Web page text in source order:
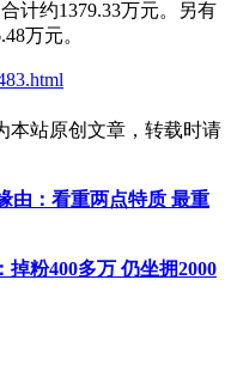
计约1379.33万元。另有
万元。
本站原创文章，转载时请
由：看重两点特质 最重
粉400多万 仍坐拥2000